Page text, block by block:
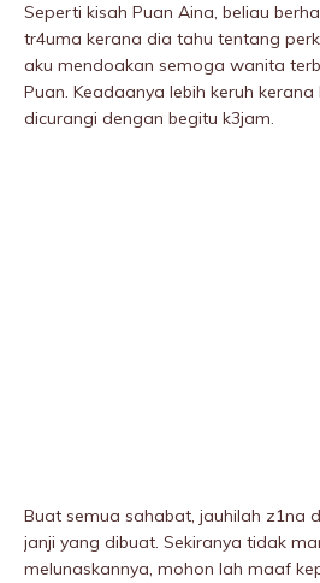
Seperti kisah Puan Aina, beliau
tr4uma kerana dia tahu tentang
aku mendoakan semoga wanita
Puan. Keadaanya lebih keruh
dicurangi dengan begitu k3jam.
Buat semua sahabat, jauhilah z1na
janji yang dibuat. Sekiranya tidak
melunaskannya, mohon lah maaf